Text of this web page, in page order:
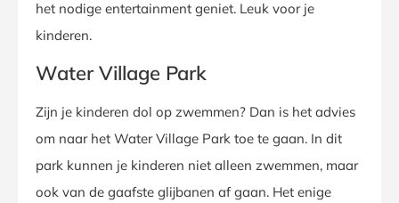
het nodige entertainment geniet. Leuk voor je
kinderen.
Water Village Park
Zijn je kinderen dol op zwemmen? Dan is het advies
om naar het Water Village Park toe te gaan. In dit
park kunnen je kinderen niet alleen zwemmen, maar
ook van de gaafste glijbanen af gaan. Het enige